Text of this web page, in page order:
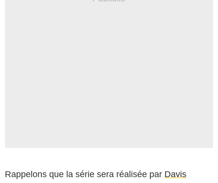
Rappelons que la série sera réalisée par Davis